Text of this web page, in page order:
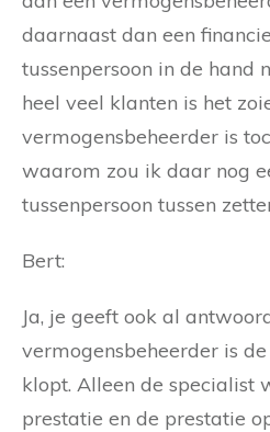
daarnaast dan een
tussenpersoon in de hand
heel veel klanten is het
vermogensbeheerder is
waarom zou ik daar nog
tussenpersoon tussen
Bert:
Ja, je geeft ook al
vermogensbeheerder is
klopt. Alleen de specialist
prestatie en de prestatie